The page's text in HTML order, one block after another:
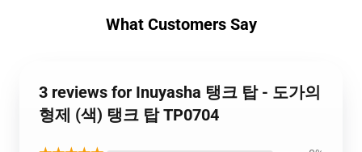
What Customers Say
3 reviews for Inuyasha 탱크 탑 - 도가의
형제 (색) 탱크 탑 TP0704